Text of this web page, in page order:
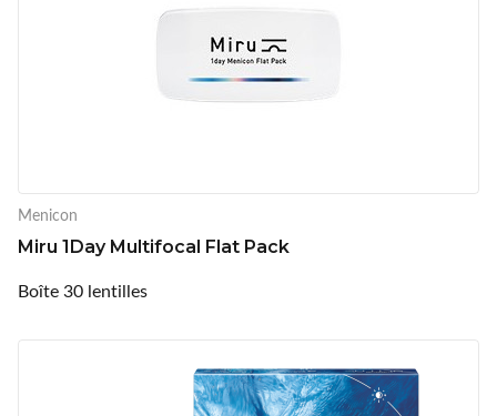
Menicon
Miru 1Day Multifocal Flat Pack
Boîte 30 lentilles